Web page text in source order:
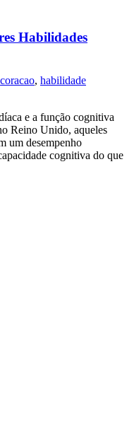
Habilidades
coracao, habilidade
e a função cognitiva
Reino Unido, aqueles
um desempenho
cognitiva do que